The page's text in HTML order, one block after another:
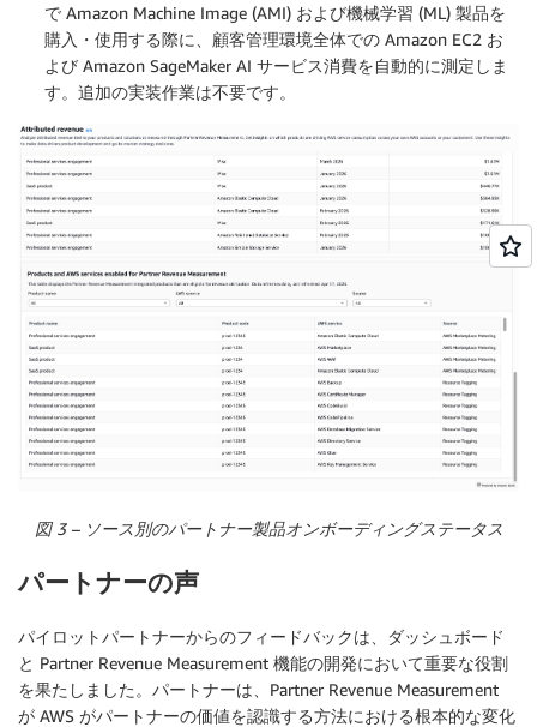
で Amazon Machine Image (AMI) および機械学習 (ML) 製品を
購入・使用する際に、顧客管理環境全体での Amazon EC2 お
よび Amazon SageMaker AI サービス消費を自動的に測定しま
す。追加の実装作業は不要です。
図 3 – ソース別のパートナー製品オンボーディングステータス
パートナーの声
パイロットパートナーからのフィードバックは、ダッシュボード
と Partner Revenue Measurement 機能の開発において重要な役割
を果たしました。パートナーは、Partner Revenue Measurement
が AWS がパートナーの価値を認識する方法における根本的な変化